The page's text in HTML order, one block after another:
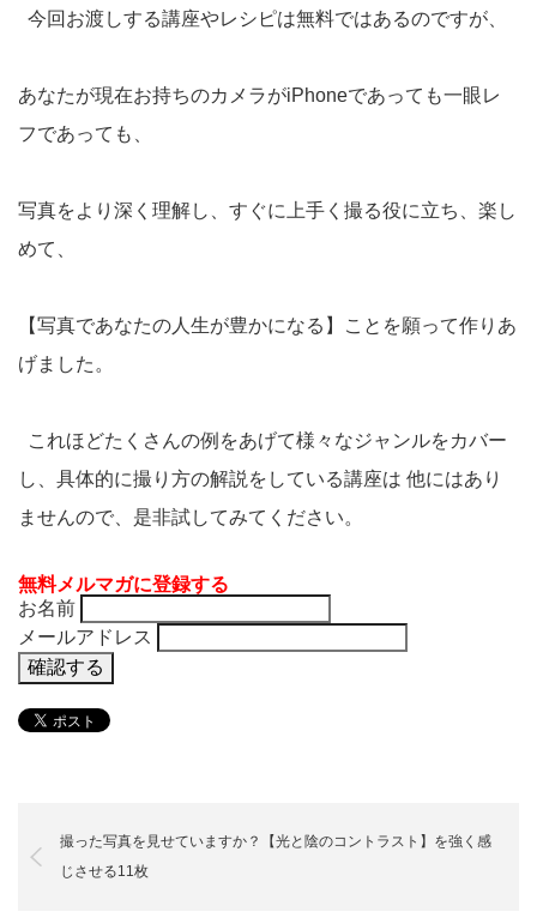
今回お渡しする講座やレシピは無料ではあるのですが、
あなたが現在お持ちのカメラがiPhoneであっても一眼レ
フであっても、
写真をより深く理解し、すぐに上手く撮る役に立ち、楽し
めて、
【写真であなたの人生が豊かになる】ことを願って作りあ
げました。
これほどたくさんの例をあげて様々なジャンルをカバー
し、具体的に撮り方の解説をしている講座は 他にはあり
ませんので、是非試してみてください。
無料メルマガに登録する
お名前
メールアドレス
撮った写真を見せていますか？【光と陰のコントラスト】を強く感
じさせる11枚